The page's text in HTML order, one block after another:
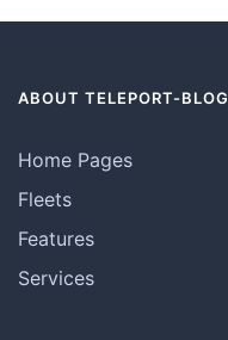
ABOUT TELEPORT-BLOG
Home Pages
Fleets
Features
Services